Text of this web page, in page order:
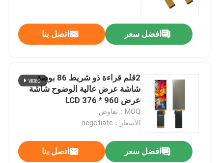
افضل سعر اتصل بنا
2قلم قراءة ذو شريط 86 بوصة
شاشة عرض عالية الوضوح شاشة
عرض LCD 376 * 960
MOQ：تفاوض
الأسعار：negotiate
افضل سعر اتصل بنا